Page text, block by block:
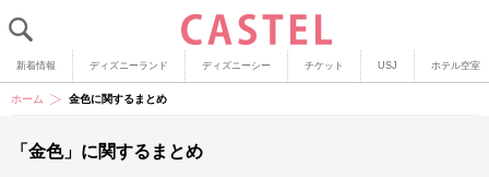
新着情報 ディズニーランド ディズニーシー チケット USJ ホテル空室
ホーム 金色に関するまとめ
「金色」に関するまとめ